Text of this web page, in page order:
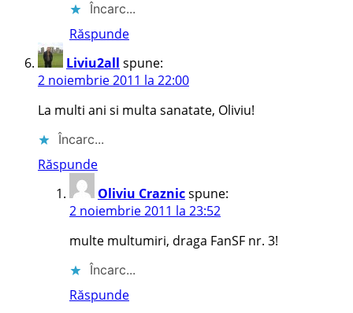
Încarc...
Răspunde
Liviu2all spune:
2 noiembrie 2011 la 22:00
La multi ani si multa sanatate, Oliviu!
Încarc...
Răspunde
Oliviu Craznicspune:
2 noiembrie 2011 la 23:52
multe multumiri, draga FanSF nr. 3!
Încarc...
Răspunde